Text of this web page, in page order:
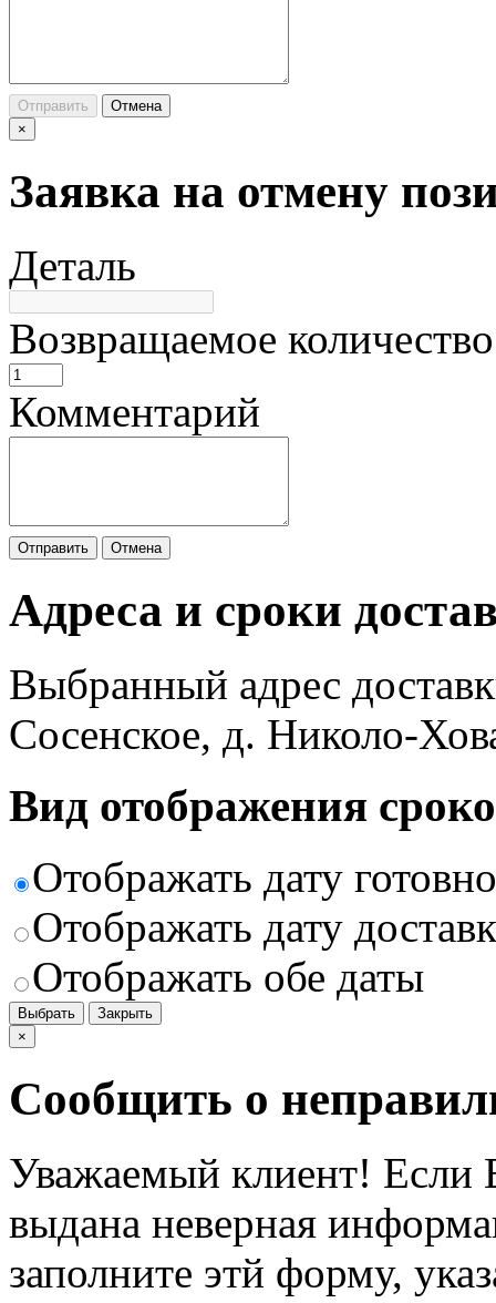
Отправить
Отмена
×
Заявка на отмену
Деталь
Возвращаемое количество
Комментарий
Отправить Отмена
Адреса и сроки
Выбранный адрес
Сосенское, д. Николо-
Вид отображения
Отображать дату
Отображать дату
Отображать обе даты
Выбрать
Закрыть
×
Сообщить о
Уважаемый клиент! Если
выдана неверная
заполните этй форму,